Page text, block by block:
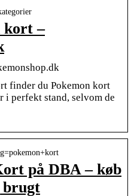
kort –
finder du Pokemon kort
i perfekt stand, selvom de
på DBA – køb
brugt